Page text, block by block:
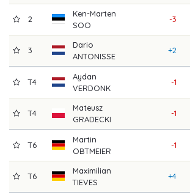
2
Ken-Marten
SOO
-3
3
Dario
ANTONISSE
+2
T4
Aydan
VERDONK
-1
T4
Mateusz
GRADECKI
-1
T6
Martin
OBTMEIER
-1
T6
Maximilian
TIEVES
+4